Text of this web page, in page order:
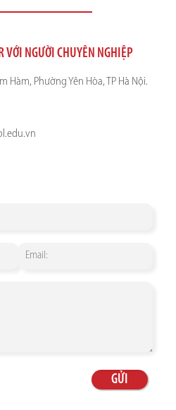
VỚI NGƯỜI CHUYÊN NGHIỆP
Hàm, Phường Yên Hòa, TP Hà Nội.